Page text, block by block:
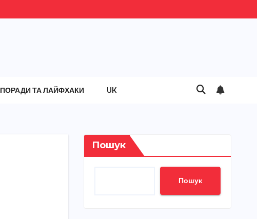
ПОРАДИ ТА ЛАЙФХАКИ UK
Пошук
Пошук